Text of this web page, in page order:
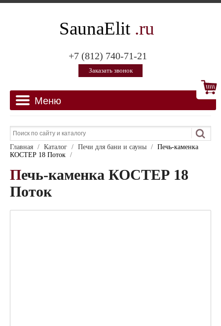
SaunaElit .ru
+7 (812) 740-71-21
Заказать звонок
Главная / Каталог / Печи для бани и сауны / Печь-каменка
КОСТЕР 18 Поток /
Печь-каменка КОСТЕР 18
Поток